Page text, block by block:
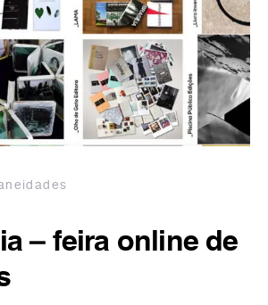
– feira online de